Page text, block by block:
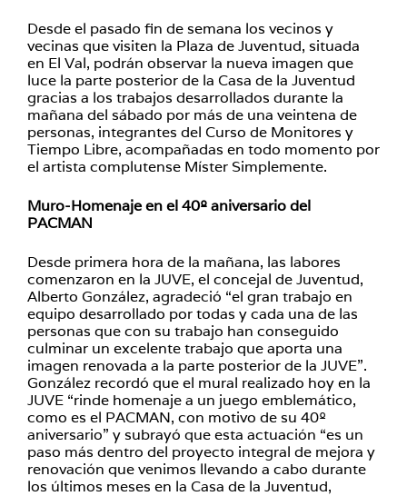
Desde el pasado fin de semana los vecinos y
vecinas que visiten la Plaza de Juventud, situada
en El Val, podrán observar la nueva imagen que
luce la parte posterior de la Casa de la Juventud
gracias a los trabajos desarrollados durante la
mañana del sábado por más de una veintena de
personas, integrantes del Curso de Monitores y
Tiempo Libre, acompañadas en todo momento por
el artista complutense Míster Simplemente.
Muro-Homenaje en el 40º aniversario del
PACMAN
Desde primera hora de la mañana, las labores
comenzaron en la JUVE, el concejal de Juventud,
Alberto González, agradeció “el gran trabajo en
equipo desarrollado por todas y cada una de las
personas que con su trabajo han conseguido
culminar un excelente trabajo que aporta una
imagen renovada a la parte posterior de la JUVE”.
González recordó que el mural realizado hoy en la
JUVE “rinde homenaje a un juego emblemático,
como es el PACMAN, con motivo de su 40º
aniversario” y subrayó que esta actuación “es un
paso más dentro del proyecto integral de mejora y
renovación que venimos llevando a cabo durante
los últimos meses en la Casa de la Juventud,